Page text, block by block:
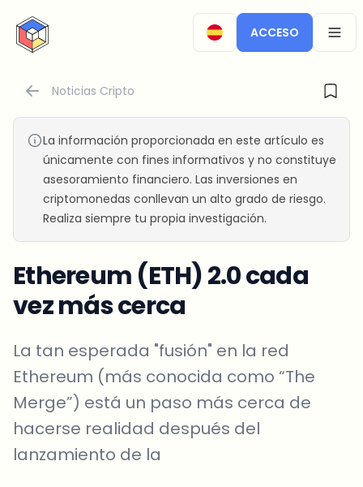
CryptoTicker
ACCESO
Noticias Cripto
La información proporcionada en este artículo es
únicamente con fines informativos y no constituye
asesoramiento financiero. Las inversiones en
criptomonedas conllevan un alto grado de riesgo.
Realiza siempre tu propia investigación.
Ethereum (ETH) 2.0 cada
vez más cerca
La tan esperada "fusión" en la red
Ethereum (más conocida como “The
Merge”) está un paso más cerca de
hacerse realidad después del
lanzamiento de la